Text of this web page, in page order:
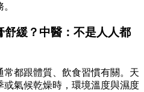
舒緩？中醫：不是人人都
都跟體質、飲食習慣有關。天
氣候乾燥時，環境溫度與濕度